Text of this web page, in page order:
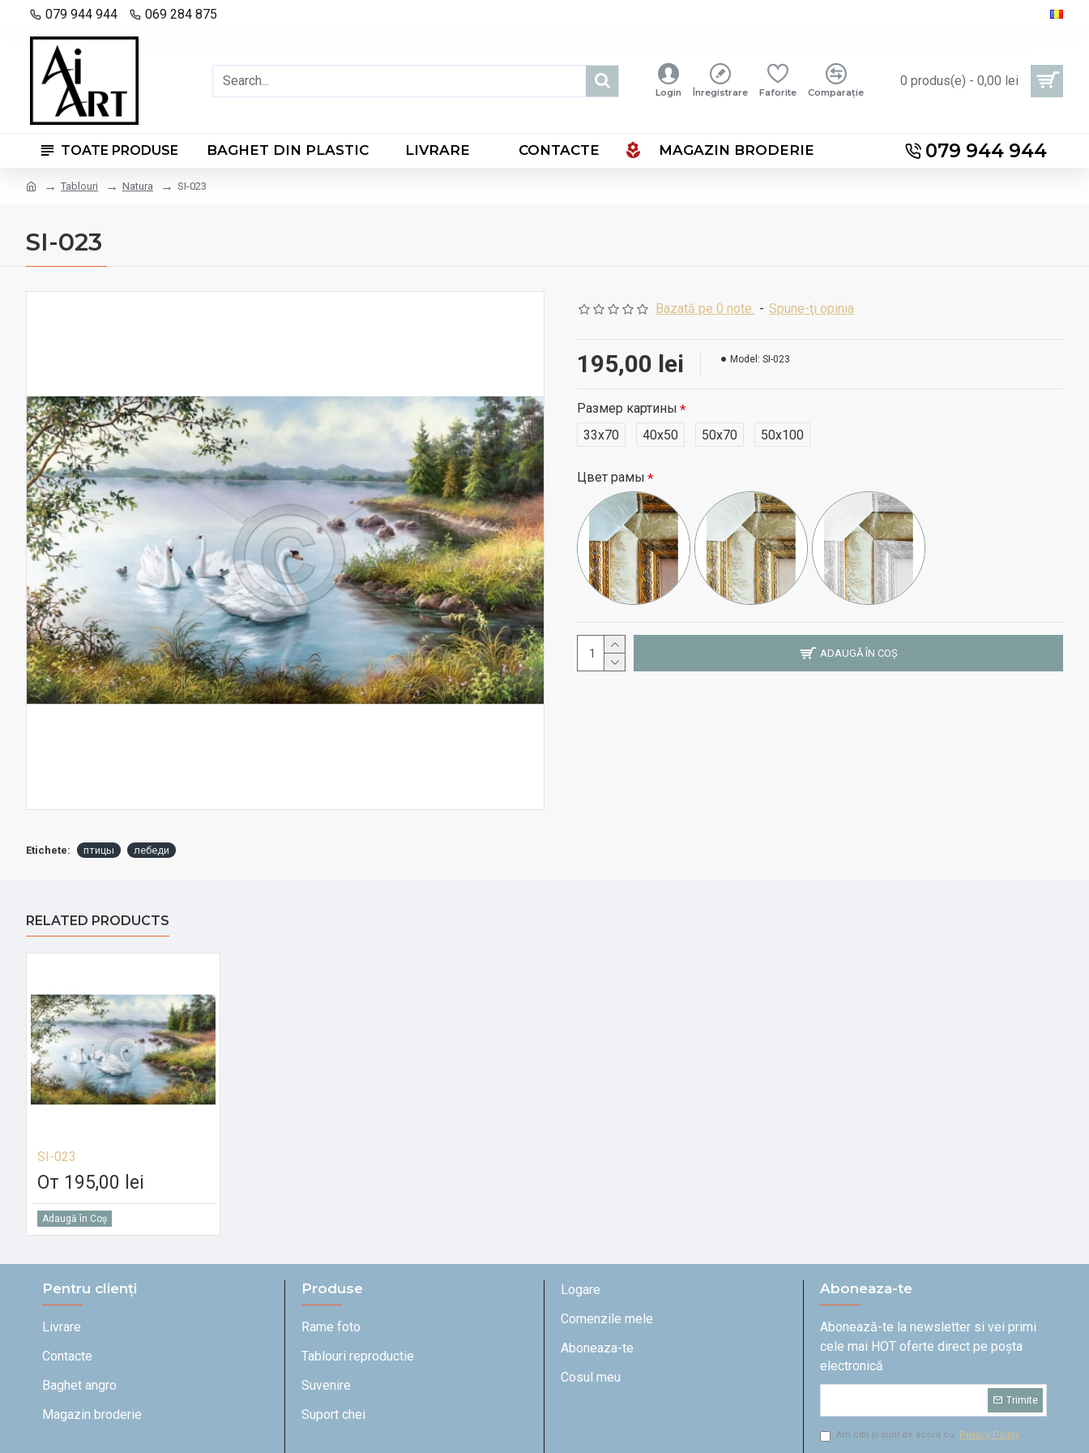
079 944 944 069 284 875
Login Înregistrare Faforite Comparație
0 produs(e) - 0,00 lei
TOATE PRODUSE BAGHET DIN PLASTIC LIVRARE CONTACTE MAGAZIN BRODERIE 079 944 944
Tablouri Natura SI-023
SI-023
Bazată pe 0 note. - Spune-ţi opinia
195,00 lei Model: SI-023
Размер картины
33x70
40x50 50x70 50x100
Цвет рамы
ADAUGĂ ÎN COȘ
Etichete: птицы лебеди
RELATED PRODUCTS
SI-023
От 195,00 lei
Adaugă în Coș
Pentru clienți
Livrare
Contacte
Baghet angro
Magazin broderie
Produse
Rame foto
Tablouri reproductie
Suvenire
Suport chei
Logare
Comenzile mele
Aboneaza-te
Cosul meu
Aboneaza-te
Abonează-te la newsletter si vei primi
cele mai HOT oferte direct pe poșta
electronică
Trimite
Am citit și sunt de acord cu Privacy Policy